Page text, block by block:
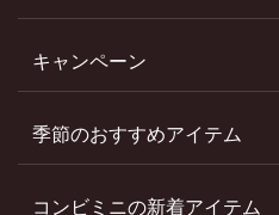
キャンペーン
季節のおすすめアイテム
コンビミニの新着アイテム